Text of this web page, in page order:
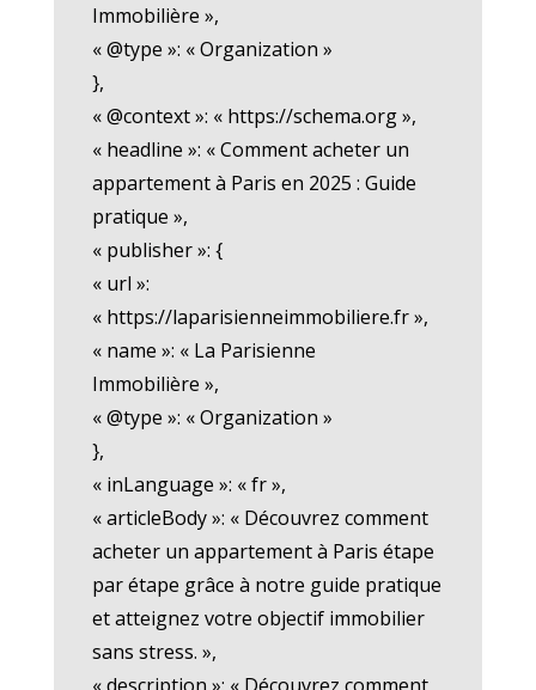
Immobilière »,
« @type »: « Organization »
},
« @context »: « https://schema.org »,
« headline »: « Comment acheter un
appartement à Paris en 2025 : Guide
pratique »,
« publisher »: {
« url »:
« https://laparisienneimmobiliere.fr »,
« name »: « La Parisienne
Immobilière »,
« @type »: « Organization »
},
« inLanguage »: « fr »,
« articleBody »: « Découvrez comment
acheter un appartement à Paris étape
par étape grâce à notre guide pratique
et atteignez votre objectif immobilier
sans stress. »,